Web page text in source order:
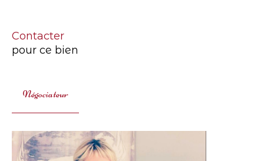
Contacter
pour ce bien
Négociateur